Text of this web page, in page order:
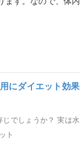
にダイエット効果
でしょうか？ 実は水
ト